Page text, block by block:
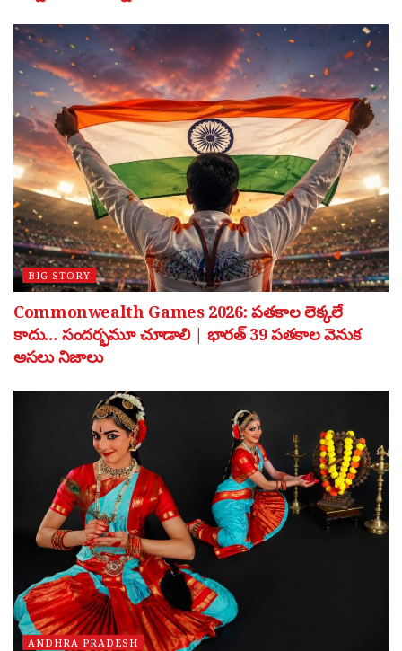
BIG STORY
Commonwealth Games 2026: పతకాల లెక్కలే
కాదు… సందర్భమూ చూడాలి | భారత్ 39 పతకాల వెనుక
అసలు నిజాలు
ANDHRA PRADESH